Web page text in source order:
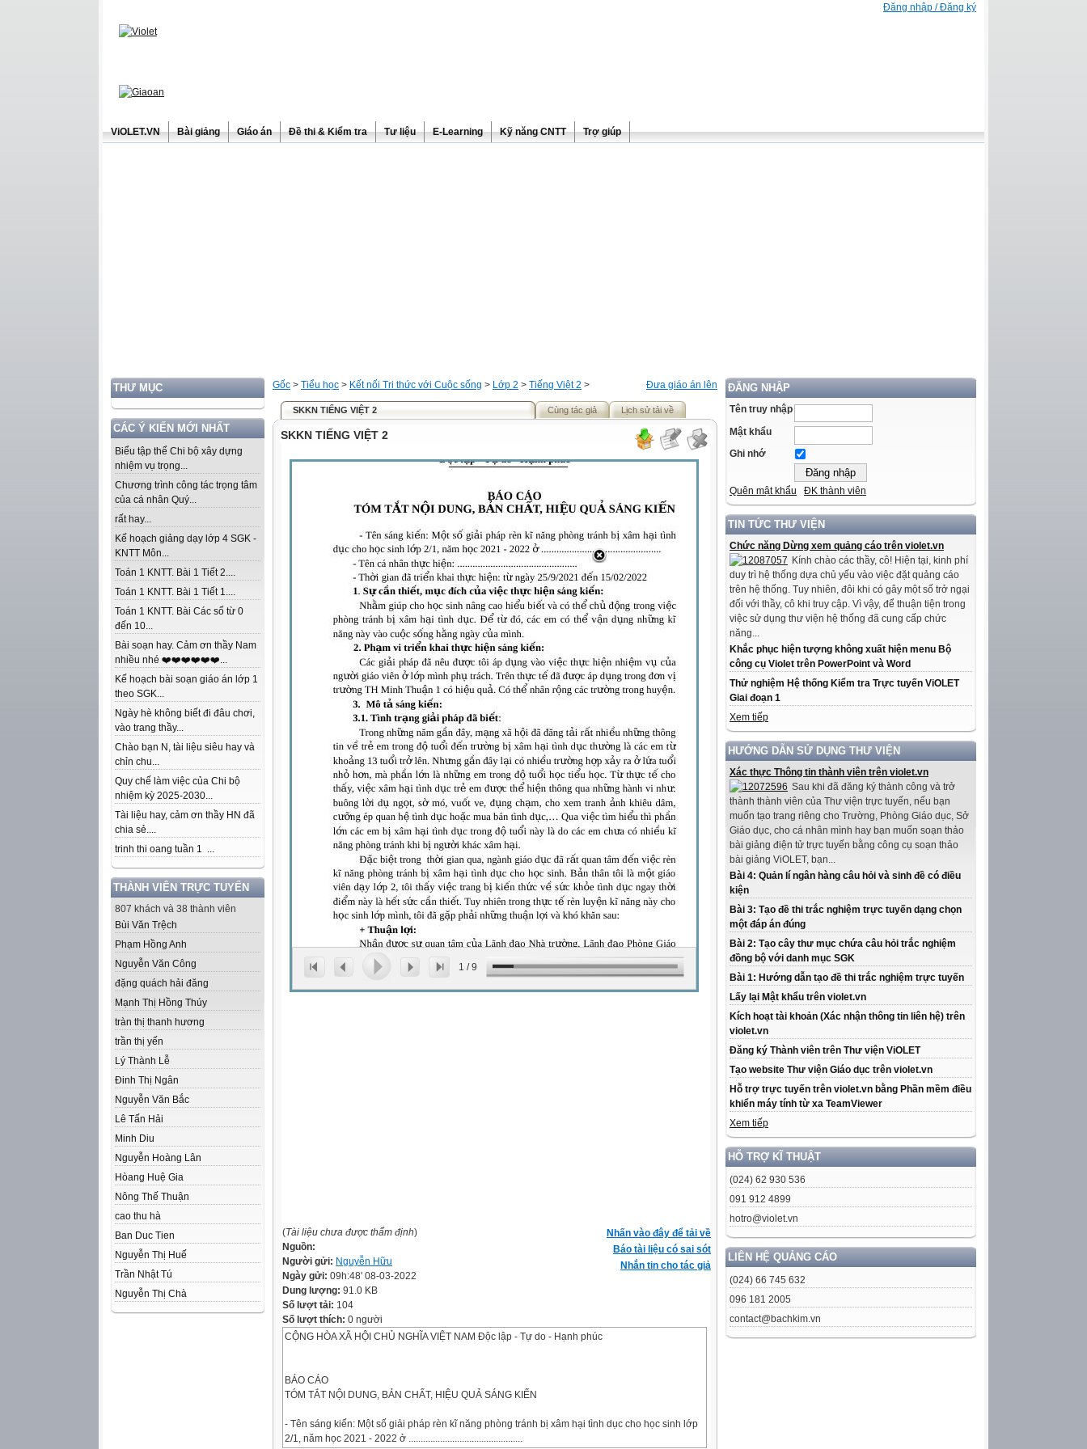
Đăng nhập / Đăng ký
ViOLET.VN Bài giảng Giáo án Đề thi & Kiểm tra Tư liệu E-Learning Kỹ năng CNTT Trợ giúp
THƯ MỤC
CÁC Ý KIẾN MỚI NHẤT
Biểu tập thể Chi bộ xây dựng
nhiệm vụ trọng...
Chương trình công tác trọng tâm
của cá nhân Quý...
rất hay...
Kế hoạch giảng dạy lớp 4 SGK -
KNTT Môn...
Toán 1 KNTT. Bài 1 Tiết 2....
Toán 1 KNTT. Bài 1 Tiết 1....
Toán 1 KNTT. Bài Các số từ 0
đến 10...
Bài soạn hay. Cảm ơn thầy Nam
nhiều nhé ❤️❤️❤️❤️❤️❤️...
Kế hoạch bài soạn giáo án lớp 1
theo SGK...
Ngày hè không biết đi đâu chơi,
vào trang thầy...
Chào bạn N, tài liệu siêu hay và
chỉn chu...
Quy chế làm việc của Chi bộ
nhiệm kỳ 2025-2030...
Tài liệu hay, cảm ơn thầy HN đã
chia sẻ....
trinh thi oang tuần 1 ...
THÀNH VIÊN TRỰC TUYẾN
807 khách và 38 thành viên
Bùi Văn Trệch
Phạm Hồng Anh
Nguyễn Văn Công
đặng quách hải đăng
Mạnh Thị Hồng Thúy
tràn thị thanh hương
trần thị yến
Lý Thành Lễ
Đinh Thị Ngân
Nguyễn Văn Bắc
Lê Tấn Hải
Minh Diu
Nguyễn Hoàng Lân
Hòang Huệ Gia
Nông Thế Thuận
cao thu hà
Ban Duc Tien
Nguyễn Thị Huế
Trần Nhật Tú
Nguyễn Thị Chà
ĐĂNG NHẬP
Tên truy nhập
Mật khẩu
Ghi nhớ
Quên mật khẩu ĐK thành viên
TIN TỨC THƯ VIỆN
Chức năng Dừng xem quảng cáo trên violet.vn
Kính chào các thầy, cô! Hiện tại, kinh phí
duy trì hệ thống dựa chủ yếu vào việc đặt quảng cáo
trên hệ thống. Tuy nhiên, đôi khi có gây một số trở ngại
đối với thầy, cô khi truy cập. Vì vậy, để thuận tiện trong
việc sử dụng thư viện hệ thống đã cung cấp chức
năng...
Khắc phục hiện tượng không xuất hiện menu Bộ
công cụ Violet trên PowerPoint và Word
Thử nghiệm Hệ thống Kiểm tra Trực tuyến ViOLET
Giai đoạn 1
Xem tiếp
HƯỚNG DẪN SỬ DỤNG THƯ VIỆN
Xác thực Thông tin thành viên trên violet.vn
Sau khi đã đăng ký thành công và trở
thành thành viên của Thư viện trực tuyến, nếu bạn
muốn tạo trang riêng cho Trường, Phòng Giáo dục, Sở
Giáo dục, cho cá nhân mình hay bạn muốn soạn thảo
bài giảng điện tử trực tuyến bằng công cụ soạn thảo
bài giảng ViOLET, bạn...
Bài 4: Quản lí ngân hàng câu hỏi và sinh đề có điều
kiện
Bài 3: Tạo đề thi trắc nghiệm trực tuyến dạng chọn
một đáp án đúng
Bài 2: Tạo cây thư mục chứa câu hỏi trắc nghiệm
đồng bộ với danh mục SGK
Bài 1: Hướng dẫn tạo đề thi trắc nghiệm trực tuyến
Lấy lại Mật khẩu trên violet.vn
Kích hoạt tài khoản (Xác nhận thông tin liên hệ) trên
violet.vn
Đăng ký Thành viên trên Thư viện ViOLET
Tạo website Thư viện Giáo dục trên violet.vn
Hỗ trợ trực tuyến trên violet.vn bằng Phần mềm điều
khiển máy tính từ xa TeamViewer
Xem tiếp
HỖ TRỢ KĨ THUẬT
(024) 62 930 536
091 912 4899
hotro@violet.vn
LIÊN HỆ QUẢNG CÁO
(024) 66 745 632
096 181 2005
contact@bachkim.vn
Đưa giáo án lên
Gốc > Tiểu học > Kết nối Tri thức với Cuộc sống > Lớp 2 > Tiếng Việt 2 >
SKKN TIẾNG VIỆT 2 Cùng tác giả Lịch sử tải về
SKKN TIẾNG VIỆT 2
1 /9
Nhấn vào đây để tải về
Báo tài liệu có sai sót
Nhắn tin cho tác giả
(Tài liệu chưa được thẩm định)
Nguồn:
Người gửi: Nguyễn Hữu
Ngày gửi: 09h:48' 08-03-2022
Dung lượng: 91.0 KB
Số lượt tải: 104
Số lượt thích: 0 người
CỘNG HÒA XÃ HỘI CHỦ NGHĨA VIỆT NAM Độc lập - Tự do - Hạnh phúc
BÁO CÁO
TÓM TẮT NỘI DUNG, BẢN CHẤT, HIỆU QUẢ SÁNG KIẾN
- Tên sáng kiến: Một số giải pháp rèn kĩ năng phòng tránh bị xâm hại tình dục cho học sinh lớp
2/1, năm học 2021 - 2022 ở ...............................................